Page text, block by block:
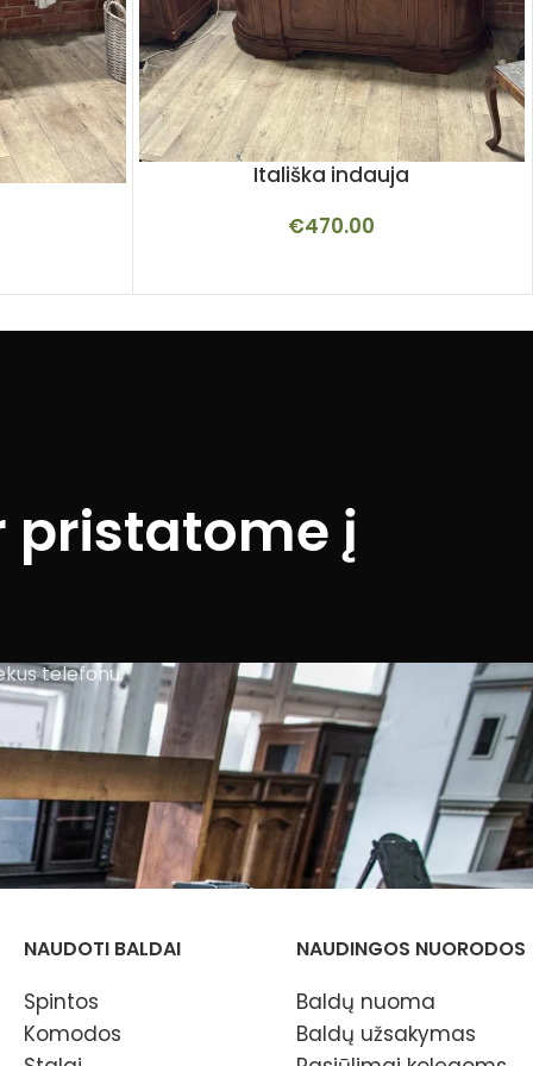
Itališka indauja
€470.00
pristatome į
telefonu.
NAUDOTI BALDAI
Spintos
Komodos
NAUDINGOS NUORODOS
Baldų nuoma
Baldų užsakymas